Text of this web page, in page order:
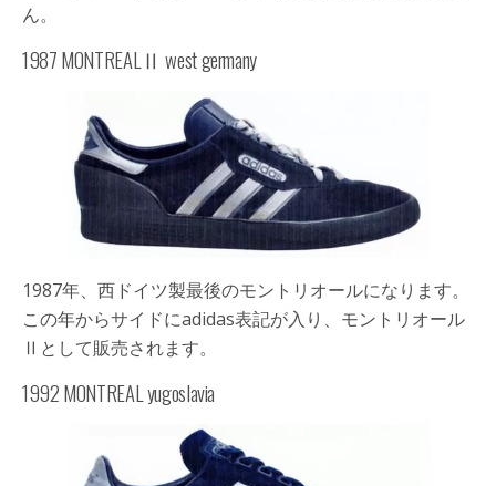
ん。
1987 MONTREALⅡ west germany
1987年、西ドイツ製最後のモントリオールになります。
この年からサイドにadidas表記が入り、モントリオール
Ⅱとして販売されます。
1992 MONTREAL yugoslavia